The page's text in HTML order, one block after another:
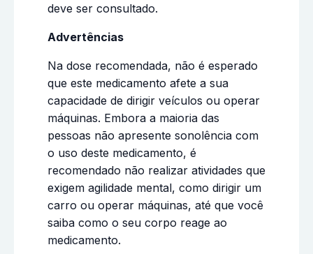
deve ser consultado.
Advertências
Na dose recomendada, não é esperado
que este medicamento afete a sua
capacidade de dirigir veículos ou operar
máquinas. Embora a maioria das
pessoas não apresente sonolência com
o uso deste medicamento, é
recomendado não realizar atividades que
exigem agilidade mental, como dirigir um
carro ou operar máquinas, até que você
saiba como o seu corpo reage ao
medicamento.